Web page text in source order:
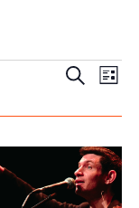
de
vues
Recherche
de
Liste